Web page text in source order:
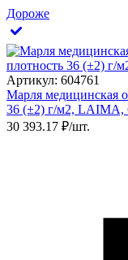
Дороже
Артикул: 604761
Марля медицинская
36 (±2) г/м2, LAIMA,
30 393.17 ₽/шт.